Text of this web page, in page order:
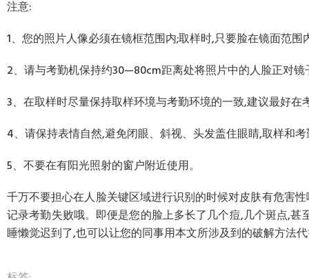
注意:
1、您的照片人像必须在镜框范围内;取样时,只要脸在镜面范
2、请与考勤机保持约30—80cm距离处将照片中的人脸正对
3、在取样时尽量保持取样环境与考勤环境的一致,建议最好在
4、请保持表情自然,避免闭眼、斜视、头发盖住眼睛,取样和
5、不要在有阳光照射的窗户附近使用。
千万不要担心在人脸关键区域进行识别的时候对皮肤有危害
记录考勤失败哦。即便是您的脸上多长了几个痘,几个斑点,
睡懒觉迟到了,也可以让您的同事用本文所涉及到的破解方法